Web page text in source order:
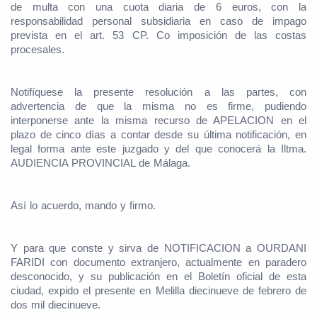
de multa con una cuota diaria de 6 euros, con la
responsabilidad personal subsidiaria en caso de impago
prevista en el art. 53 CP. Co imposición de las costas
procesales.
Notifíquese la presente resolución a las partes, con
advertencia de que la misma no es firme, pudiendo
interponerse ante la misma recurso de APELACION en el
plazo de cinco días a contar desde su última notificación, en
legal forma ante este juzgado y del que conocerá la Iltma.
AUDIENCIA PROVINCIAL de Málaga.
Así lo acuerdo, mando y firmo.
Y para que conste y sirva de NOTIFICACION a OURDANI
FARIDI con documento extranjero, actualmente en paradero
desconocido, y su publicación en el Boletín oficial de esta
ciudad, expido el presente en Melilla diecinueve de febrero de
dos mil diecinueve.